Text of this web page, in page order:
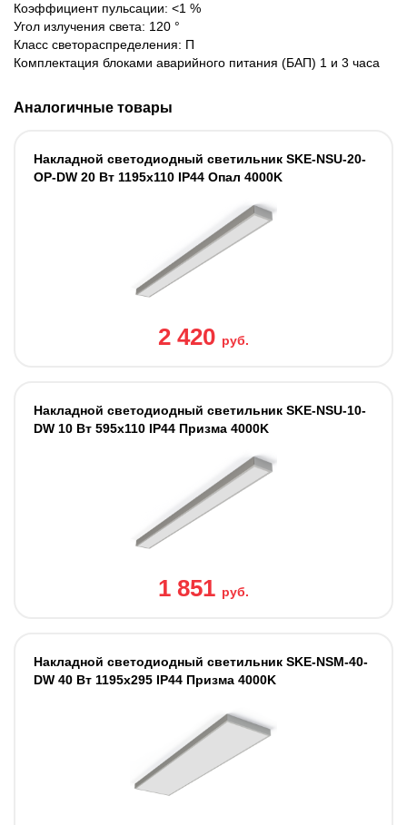
Коэффициент пульсации: <1 %
Угол излучения света: 120 °
Класс светораспределения: П
Комплектация блоками аварийного питания (БАП) 1 и 3 часа
Аналогичные товары
Накладной светодиодный светильник SKE-NSU-20-
OP-DW 20 Вт 1195x110 IP44 Опал 4000K
2 420 руб.
Накладной светодиодный светильник SKE-NSU-10-
DW 10 Вт 595x110 IP44 Призма 4000K
1 851 руб.
Накладной светодиодный светильник SKE-NSM-40-
DW 40 Вт 1195x295 IP44 Призма 4000K